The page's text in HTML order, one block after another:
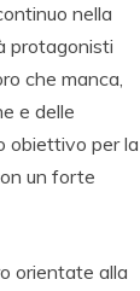
nella
protagonisti
che manca,
e delle
obiettivo per la
un forte
orientate alla